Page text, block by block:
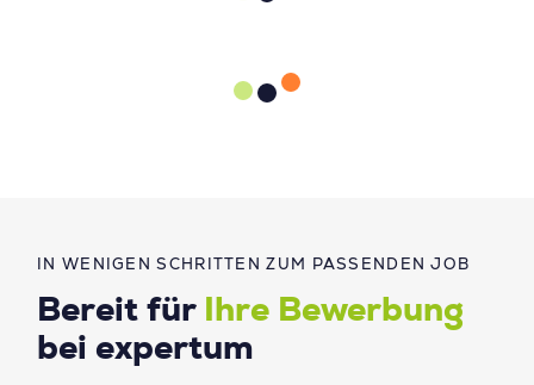
IN WENIGEN SCHRITTEN ZUM PASSENDEN JOB
Bereit für
Ihre Bewerbung
bei expertum